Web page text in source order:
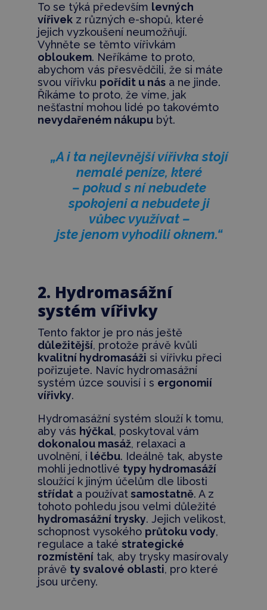
To se týká především levných
vířivekz různých e-shopů, které
jejich vyzkoušení neumožňují.
Vyhněte se těmto vířivkám
obloukem. Neříkáme to proto,
abychom vás přesvědčili, že si máte
svou vířivku pořídit u nása ne jinde.
Říkáme to proto, že víme, jak
nešťastní mohou lidé po takovémto
nevydařeném nákupubýt.
„A i ta nejlevnější vířivka stojí
nemalé peníze, které
– pokud s ní nebudete
spokojeni a nebudete ji
vůbec využívat –
jste jenom vyhodili oknem.“
2. Hydromasážní
systém vířivky
Tento faktor je pro nás ještě
důležitější, protože právě kvůli
kvalitní hydromasáži si vířivku přeci
pořizujete. Navíc hydromasážní
systém úzce souvisí i s ergonomií
vířivky.
Hydromasážní systém slouží k tomu,
aby vás hýčkal, poskytoval vám
dokonalou masáž, relaxaci a
uvolnění, i léčbu. Ideálně tak, abyste
mohli jednotlivé typy hydromasáží
sloužící k jiným účelům dle libosti
střídata používatsamostatně. A z
tohoto pohledu jsou velmi důležité
hydromasážní trysky. Jejich velikost,
schopnost vysokého průtoku vody,
regulace a také strategické
rozmístěnítak, aby trysky masírovaly
právě ty svalové oblasti, pro které
jsou určeny.